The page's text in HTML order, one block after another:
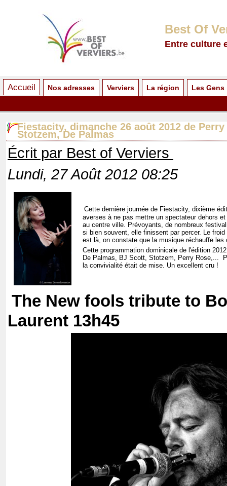
Best Of
Entre culture
Accueil Nos adresses Verviers La région Les Gens
Fiestacity, dimanche 26 août 2012 de
Stotzem, De Palmas
Écrit par Best of Verviers
Lundi, 27 Août 2012 08:25
Cette dernière journée de Fiestacity, dixième
averses à ne pas mettre un spectateur dehors
au centre ville. Prévoyants, de nombreux
si bien souvent, elle finissent par percer. Le
est là, on constate que la musique réchauffe les
Cette programmation dominicale de l'édition
De Palmas, BJ Scott, Stotzem, Perry Rose,...
la convivialité était de mise. Un excellent cru !
The New fools tribute to
Laurent 13h45